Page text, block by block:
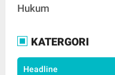
Hukum
KATERGORI
Headline